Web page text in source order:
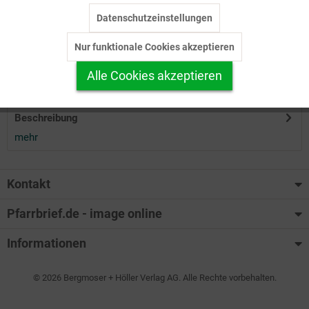
Herunterladen
Auf Ihren Merkzettel setzen
Beschreibung
mehr
Kontakt
Pfarrbrief.de - image online
Informationen
© 2026 Bergmoser + Höller Verlag AG. Alle Rechte vorbehalten.
Personalisierung Inaktiv
Service
Datenschutzeinstellungen
Nur funktionale Cookies akzeptieren
Alle Cookies akzeptieren